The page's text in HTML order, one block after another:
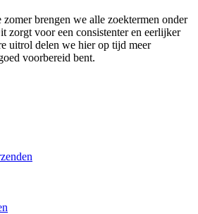
brengen we alle zoektermen onder
zorgt voor een consistenter en eerlijker
uitrol delen we hier op tijd meer
voorbereid bent.